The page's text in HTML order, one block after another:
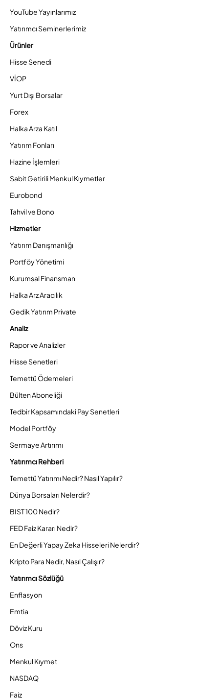
YouTube Yayınlarımız
Yatırımcı Seminerlerimiz
Ürünler
Hisse Senedi
VİOP
Yurt Dışı Borsalar
Forex
Halka Arza Katıl
Yatırım Fonları
Hazine İşlemleri
Sabit Getirili Menkul Kıymetler
Eurobond
Tahvil ve Bono
Hizmetler
Yatırım Danışmanlığı
Portföy Yönetimi
Kurumsal Finansman
Halka Arz Aracılık
Gedik Yatırım Private
Analiz
Rapor ve Analizler
Hisse Senetleri
Temettü Ödemeleri
Bülten Aboneliği
Tedbir Kapsamındaki Pay Senetleri
Model Portföy
Sermaye Artırımı
Yatırımcı Rehberi
Temettü Yatırımı Nedir? Nasıl Yapılır?
Dünya Borsaları Nelerdir?
BIST 100 Nedir?
FED Faiz Kararı Nedir?
En Değerli Yapay Zeka Hisseleri Nelerdir?
Kripto Para Nedir, Nasıl Çalışır?
Yatırımcı Sözlüğü
Enflasyon
Emtia
Döviz Kuru
Ons
Menkul Kıymet
NASDAQ
Faiz